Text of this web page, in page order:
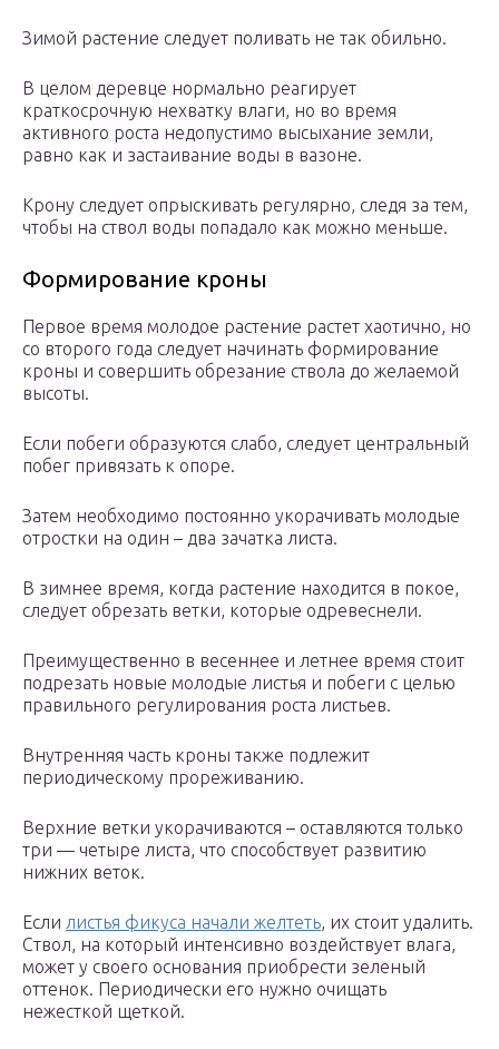
Зимой растение следует поливать не так обильно.
В целом деревце нормально реагирует
краткосрочную нехватку влаги, но во время
активного роста недопустимо высыхание земли,
равно как и застаивание воды в вазоне.
Крону следует опрыскивать регулярно, следя за тем,
чтобы на ствол воды попадало как можно меньше.
Формирование кроны
Первое время молодое растение растет хаотично, но
со второго года следует начинать формирование
кроны и совершить обрезание ствола до желаемой
высоты.
Если побеги образуются слабо, следует центральный
побег привязать к опоре.
Затем необходимо постоянно укорачивать молодые
отростки на один – два зачатка листа.
В зимнее время, когда растение находится в покое,
следует обрезать ветки, которые одревеснели.
Преимущественно в весеннее и летнее время стоит
подрезать новые молодые листья и побеги с целью
правильного регулирования роста листьев.
Внутренняя часть кроны также подлежит
периодическому прореживанию.
Верхние ветки укорачиваются – оставляются только
три — четыре листа, что способствует развитию
нижних веток.
Если листья фикуса начали желтеть, их стоит удалить.
Ствол, на который интенсивно воздействует влага,
может у своего основания приобрести зеленый
оттенок. Периодически его нужно очищать
нежесткой щеткой.